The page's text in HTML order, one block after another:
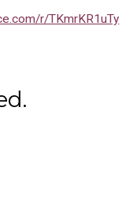
r/TKmrKR1uTy